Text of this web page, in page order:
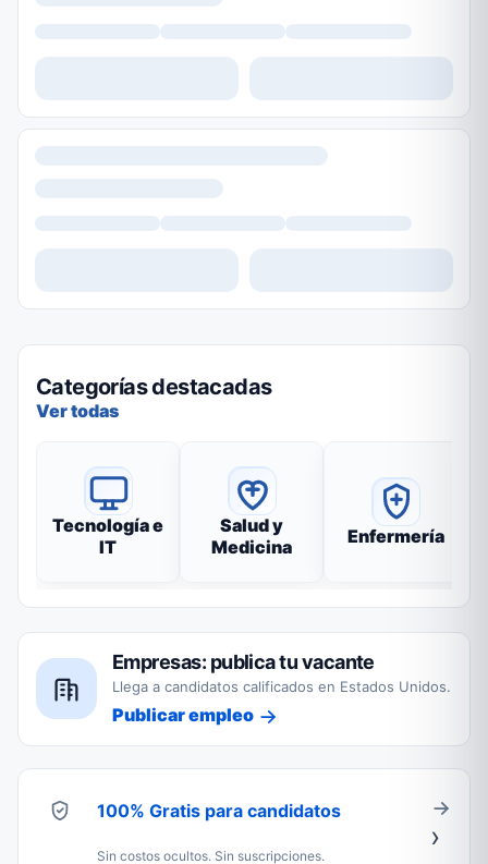
Categorías destacadas
Ver todas
Tecnología e
IT
Salud y
Medicina
Enfermería
Empresas: publica tu vacante
Llega a candidatos calificados en Estados Unidos.
Publicar empleo
100% Gratis para candidatos
Sin costos ocultos. Sin suscripciones.